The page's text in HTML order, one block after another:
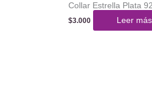
Collar Estrella Plata
$3.000 Leer más